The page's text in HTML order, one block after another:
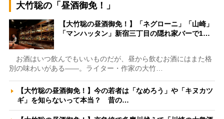
大竹聡の「昼酒御免！」
【大竹聡の昼酒御免！】「ネグローニ」「山崎」
「マンハッタン」新宿三丁目の隠れ家バーで1…
お酒はいつ飲んでもいいものだが、昼から飲むお酒にはまた格
別の味わいがある――。ライター・作家の大竹…
【大竹聡の昼酒御免！】今の若者は「なめろう」や「キヌカツ
ギ」を知らないって本当？ 昔の…